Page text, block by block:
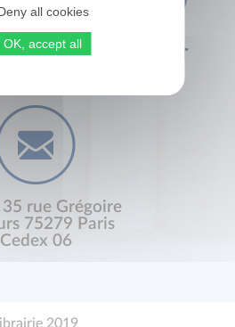
19 CONTACT
35 rue Grégoire
75279 Paris
Cedex 06
2019
all cookies
OK, accept all